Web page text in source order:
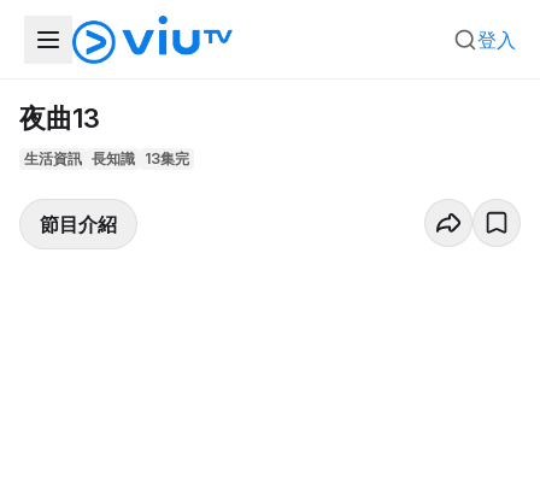
登入
夜曲13
生活資訊 長知識 13集完
節目介紹